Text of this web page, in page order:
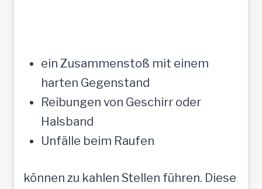
ein Zusammenstoß mit einem
harten Gegenstand
Reibungen von Geschirr oder
Halsband
Unfälle beim Raufen
können zu kahlen Stellen führen. Diese